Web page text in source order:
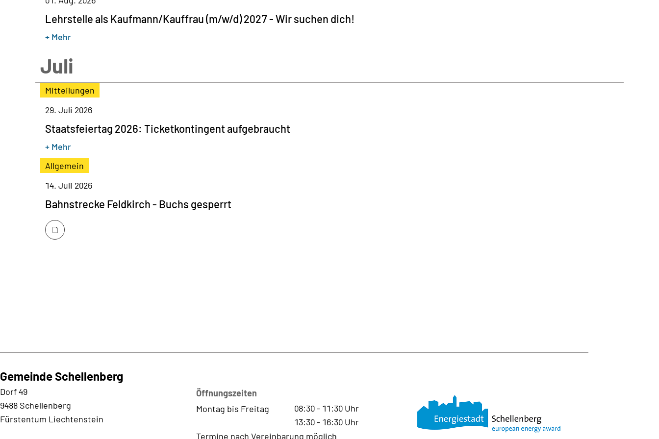
Lehrstelle als Kaufmann/Kauffrau (m/w/d) 2027 - Wir suchen dich!
+ Mehr
Juli
Mitteilungen
29. Juli 2026
Staatsfeiertag 2026: Ticketkontingent aufgebraucht
+ Mehr
Allgemein
14. Juli 2026
Bahnstrecke Feldkirch - Buchs gesperrt
Gemeinde Schellenberg
Dorf 49
9488 Schellenberg
Fürstentum Liechtenstein
Öffnungszeiten
Montag bis Freitag
08:30- 11:30 Uhr
13:30- 16:30 Uhr
Termine nach Vereinbarung möglich